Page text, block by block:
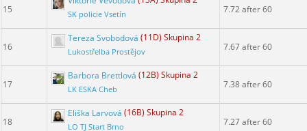
15 SK policie Vsetín 7.72 after 60
16
Tereza Svobodová (11D) Skupina 2
Lukostřelba Prostějov 7.67 after 60
17
Barbora Brettlová (12B) Skupina 2
LK ESKA Cheb 7.38 after 60
18
Eliška Larvová (16B) Skupina 2
LO TJ Start Brno 7.27 after 60